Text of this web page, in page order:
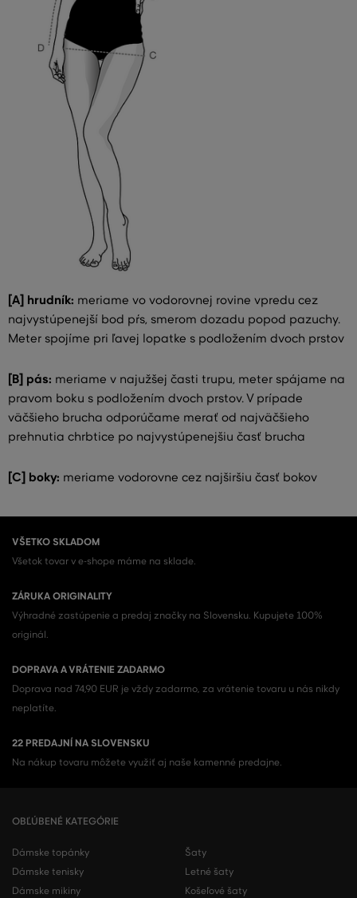
[A] hrudník: meriame vo vodorovnej rovine vpredu cez
najvystúpenejší bod pŕs, smerom dozadu popod pazuchy.
Meter spojíme pri ľavej lopatke s podložením dvoch prstov
[B] pás: meriame v najužšej časti trupu, meter spájame na
pravom boku s podložením dvoch prstov. V prípade
väčšieho brucha odporúčame merať od najväčšieho
prehnutia chrbtice po najvystúpenejšiu časť brucha
[C] boky: meriame vodorovne cez najširšiu časť bokov
VŠETKO SKLADOM
Všetok tovar v e-shope máme na sklade.
ZÁRUKA ORIGINALITY
Výhradné zastúpenie a predaj značky na Slovensku. Kupujete 100%
originál.
DOPRAVA A VRÁTENIE ZADARMO
Doprava nad 74,90 EUR je vždy zadarmo, za vrátenie tovaru u nás nikdy
neplatíte.
22 PREDAJNÍ NA SLOVENSKU
Na nákup tovaru môžete využiť aj naše kamenné predajne.
OBĽÚBENÉ KATEGÓRIE
Dámske topánky
Dámske tenisky
Dámske mikiny
Šaty
Letné šaty
Košeľové šaty